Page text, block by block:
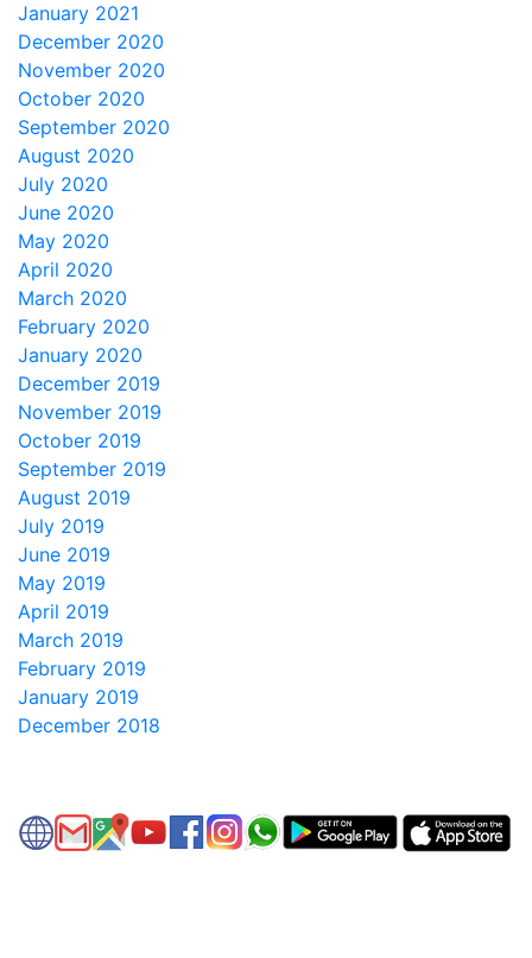
January 2021
December 2020
November 2020
October 2020
September 2020
August 2020
July 2020
June 2020
May 2020
April 2020
March 2020
February 2020
January 2020
December 2019
November 2019
October 2019
September 2019
August 2019
July 2019
June 2019
May 2019
April 2019
March 2019
February 2019
January 2019
December 2018